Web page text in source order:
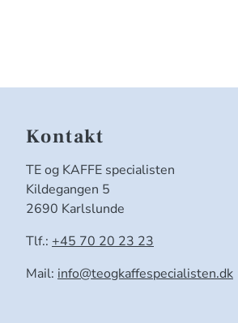
Kontakt
TE og KAFFE specialisten
Kildegangen 5
2690 Karlslunde
Tlf.: +45 70 20 23 23
Mail: info@teogkaffespecialisten.dk